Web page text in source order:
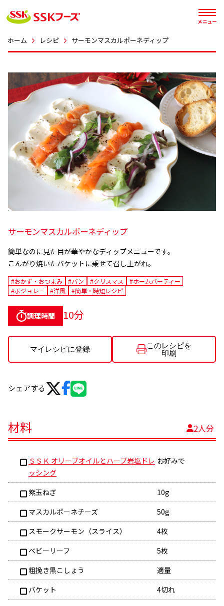
メニュー
ホーム レシピ サーモンマスカルポーネディップ
サーモンマスカルポーネディップ
簡単なのに見た目が華やかなディップメニューです。
こんがり焼いたバケットに乗せて召し上がれ。
#おかず・おつまみ #パン #クリスマス
#ホームパーティー
#ボジョレー
#洋風 #簡単・時短レシピ
調理時間 10分
マイレシピに登録
このレシピを
印刷
シェアする
材料 2人分
ＳＳＫ オリーブオイルとハーブ岩塩ドレ
ッシング
お好みで
紫玉ねぎ
10g
マスカルポーネチーズ
50g
スモークサーモン（スライス）
4枚
ベビーリーフ
5枚
粗挽き黒こしょう
適量
バケット
4切れ